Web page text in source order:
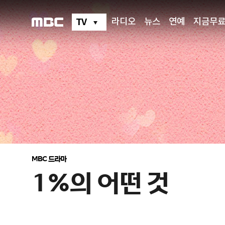
TV 라디오 뉴스 연예 지금무료
의
어
떤
것
MBC 드라마
1%의 어떤 것